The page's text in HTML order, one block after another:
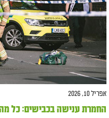
אפריל 10, 2026
החמרת ענישה בכבישים: כל